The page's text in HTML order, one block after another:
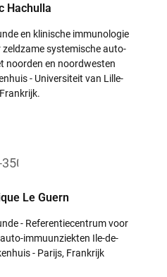
Hachulla
en klinische immunologie
systemische auto-
noorden en noordwesten
- Universiteit van Lille-
Le Guern
- Referentiecentrum voor
immuunziekten Ile-de-
- Parijs, Frankrijk